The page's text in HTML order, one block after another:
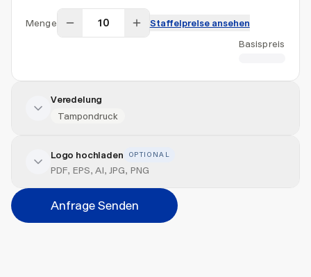
Menge
Staffelpreise ansehen
Basispreis
Veredelung
Tampondruck
Veredelung hinzufügen
Position
Bitte wählen...
Logo hochladen OPTIONAL
PDF, EPS, AI, JPG, PNG
Anfrage Senden